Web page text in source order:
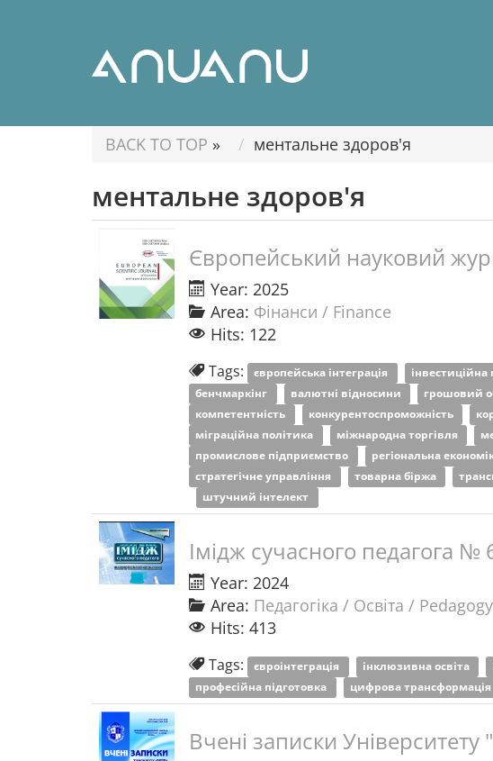
BACK TO TOP » ментальне здоров'я
ментальне здоров'я
Європейський науковий
Year: 2025
Area: Фінанси / Finance
Hits: 122
Tags: європейська інтеграція
бенчмаркінг
валютні відносини грошовий
компетентність
конкурентоспроможність
міграційна політика
міжнародна торгівля
промислове підприємство
регіональна
стратегічне управління
товарна біржа
штучний інтелект
Імідж сучасного педагога №
Year: 2024
Area: Педагогіка / Освіта / Pedagogy
Hits: 413
Tags: євроінтеграція інклюзивна освіта
професійна підготовка
цифрова трансформація
Вчені записки